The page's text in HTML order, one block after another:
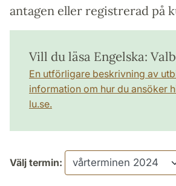
antagen eller registrerad på
Vill du läsa Engelska:
En utförligare beskrivning av
information om hur du ansöker
lu.se.
Välj termin: